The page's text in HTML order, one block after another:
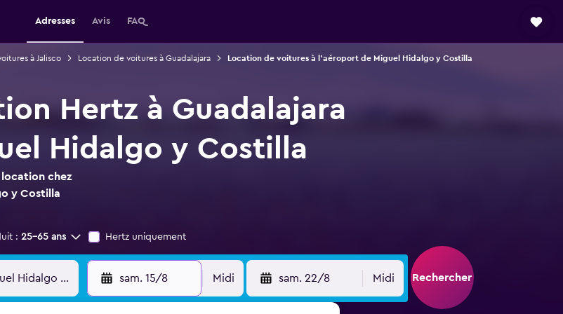
Adresses Avis FAQ
à Jalisco Location de voitures à Guadalajara Location de voitures à l'aéroport de Miguel Hidalgo y Costilla
Hertz à Guadalajara
Hidalgo y Costilla
chez
y Costilla
: 25-65 ans Hertz uniquement
sam. 15/8 Midi sam. 22/8 Midi Rechercher